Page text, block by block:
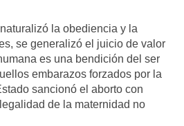
la obediencia y la
se generalizó el juicio de valor
es una bendición del ser
embarazos forzados por la
sancionó el aborto con
de la maternidad no